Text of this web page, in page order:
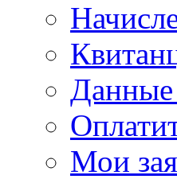
Данные
Мои